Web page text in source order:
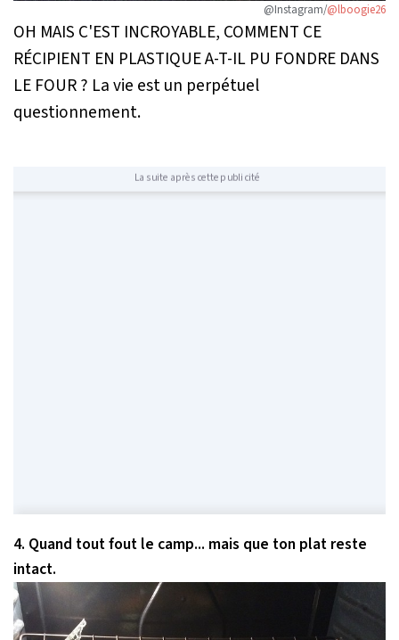
@Instagram/@lboogie26
OH MAIS C'EST INCROYABLE, COMMENT CE
RÉCIPIENT EN PLASTIQUE A-T-IL PU FONDRE DANS
LE FOUR ? La vie est un perpétuel
questionnement.
La suite après cette publicité
4. Quand tout fout le camp... mais que ton plat reste
intact.